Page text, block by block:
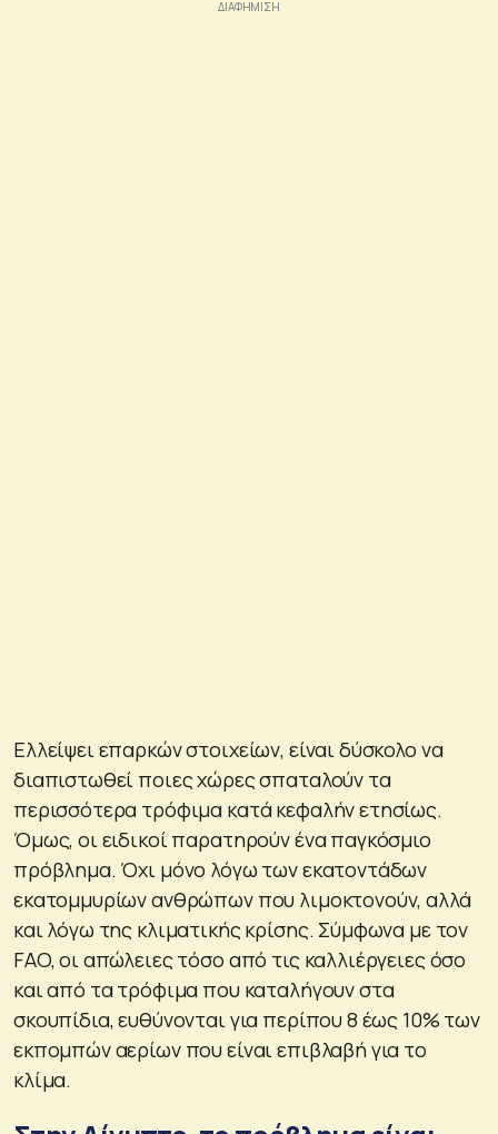
Ελλείψει επαρκών στοιχείων, είναι δύσκολο να
διαπιστωθεί ποιες χώρες σπαταλούν τα
περισσότερα τρόφιμα κατά κεφαλήν ετησίως.
Όμως, οι ειδικοί παρατηρούν ένα παγκόσμιο
πρόβλημα. Όχι μόνο λόγω των εκατοντάδων
εκατομμυρίων ανθρώπων που λιμοκτονούν, αλλά
και λόγω της κλιματικής κρίσης. Σύμφωνα με τον
FAO, οι απώλειες τόσο από τις καλλιέργειες όσο
και από τα τρόφιμα που καταλήγουν στα
σκουπίδια, ευθύνονται για περίπου 8 έως 10% των
εκπομπών αερίων που είναι επιβλαβή για το
κλίμα.